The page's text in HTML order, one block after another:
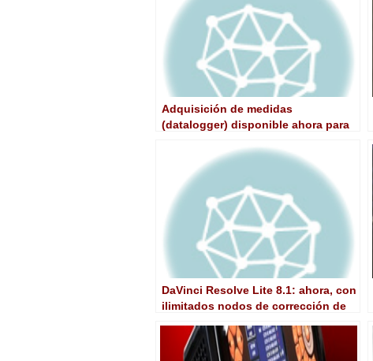
Adquisición de medidas
(datalogger) disponible ahora para
DaVinci Resolve Lite 8.1: ahora, con
ilimitados nodos de corrección de